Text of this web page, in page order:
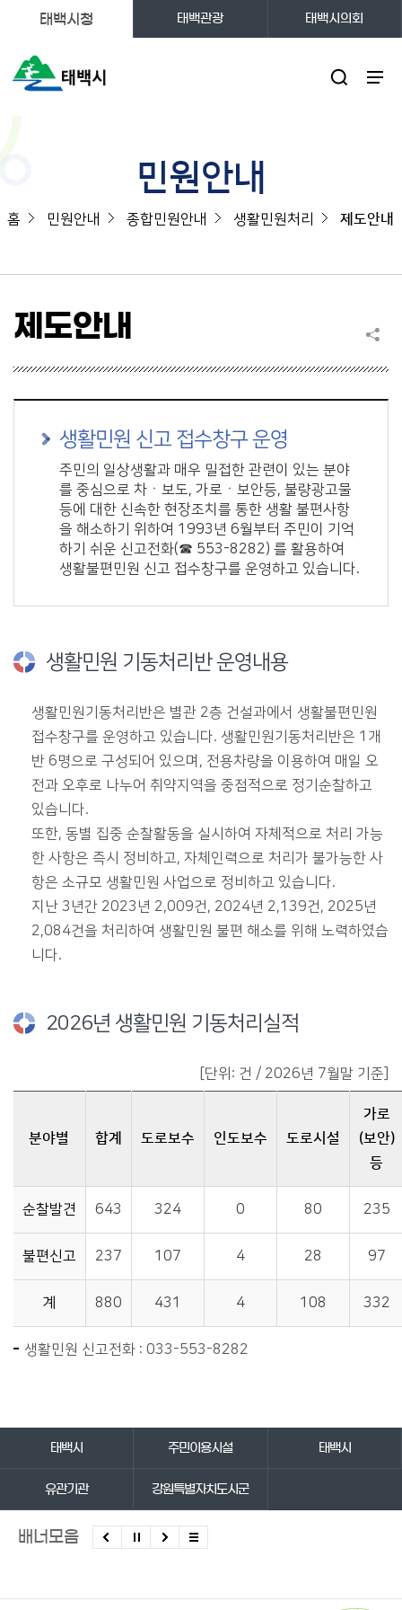
태백시청 태백관광 태백시의회
민원안내
홈 민원안내 종합민원안내 생활민원처리 제도안내
제도안내
생활민원 신고 접수창구 운영
주민의 일상생활과 매우 밀접한 관련이 있는 분야
를 중심으로 차ㆍ보도, 가로ㆍ보안등, 불량광고물
등에 대한 신속한 현장조치를 통한 생활 불편사항
을 해소하기 위하여 1993년 6월부터 주민이 기억
하기 쉬운 신고전화(☎ 553-8282) 를 활용하여
생활불편민원 신고 접수창구를 운영하고 있습니다.
생활민원 기동처리반 운영내용
생활민원기동처리반은 별관 2층 건설과에서 생활불편민원
접수창구를 운영하고 있습니다. 생활민원기동처리반은 1개
반 6명으로 구성되어 있으며, 전용차량을 이용하여 매일 오
전과 오후로 나누어 취약지역을 중점적으로 정기순찰하고
있습니다.
또한, 동별 집중 순찰활동을 실시하여 자체적으로 처리 가능
한 사항은 즉시 정비하고, 자체인력으로 처리가 불가능한 사
항은 소규모 생활민원 사업으로 정비하고 있습니다.
지난 3년간 2023년 2,009건, 2024년 2,139건, 2025년
2,084건을 처리하여 생활민원 불편 해소를 위해 노력하였습
니다.
2026년 생활민원 기동처리실적
[단위: 건 / 2026년 7월말 기준]
분야별 합계 도로보수 인도보수 도로시설
가로
(보안)
등
순찰발견 643 324 0 80 235
불편신고 237 107 4 28 97
계 880 431 4 108 332
생활민원 신고전화 : 033-553-8282
태백시 주민이용시설 태백시
유관기관 강원특별자치도시군
배너모음